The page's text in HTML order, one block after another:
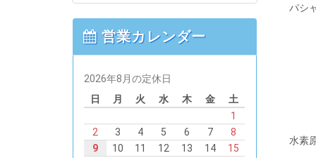
パシ
水素
営業カレンダー
2026年8月の定休日
日
月 火 水 木 金
土
1
2
3 4 5 6 7
8
9
10 11 12 13 14
15